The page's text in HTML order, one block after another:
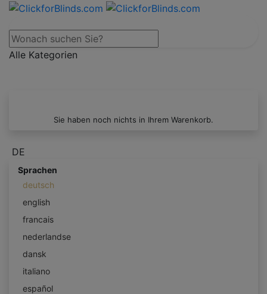
Alle Kategorien
Sie haben noch nichts in Ihrem Warenkorb.
DE
Sprachen
deutsch
english
francais
nederlandse
dansk
italiano
español